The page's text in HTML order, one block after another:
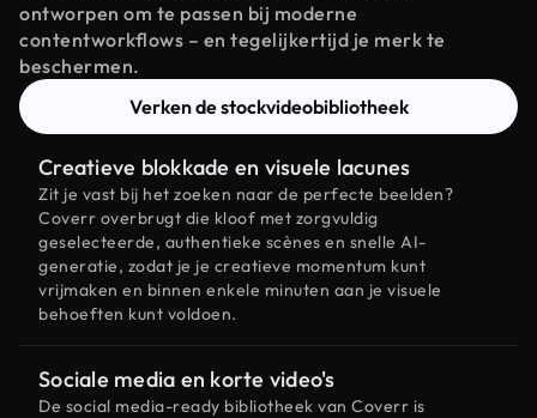
ontworpen om te passen bij moderne
contentworkflows – en tegelijkertijd je merk te
beschermen.
Verken de stockvideobibliotheek
Creatieve blokkade en visuele lacunes
Zit je vast bij het zoeken naar de perfecte beelden?
Coverr overbrugt die kloof met zorgvuldig
geselecteerde, authentieke scènes en snelle AI-
generatie, zodat je je creatieve momentum kunt
vrijmaken en binnen enkele minuten aan je visuele
behoeften kunt voldoen.
Sociale media en korte video's
De social media-ready bibliotheek van Coverr is